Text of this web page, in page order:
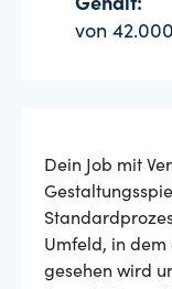
Gehalt:
von
Dein Job mit
Umfeld, in dem
gesehen wird